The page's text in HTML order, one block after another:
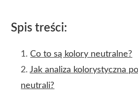
Spis treści:
Co to są kolory neutralne?
Jak analiza kolorystyczna
neutrali?